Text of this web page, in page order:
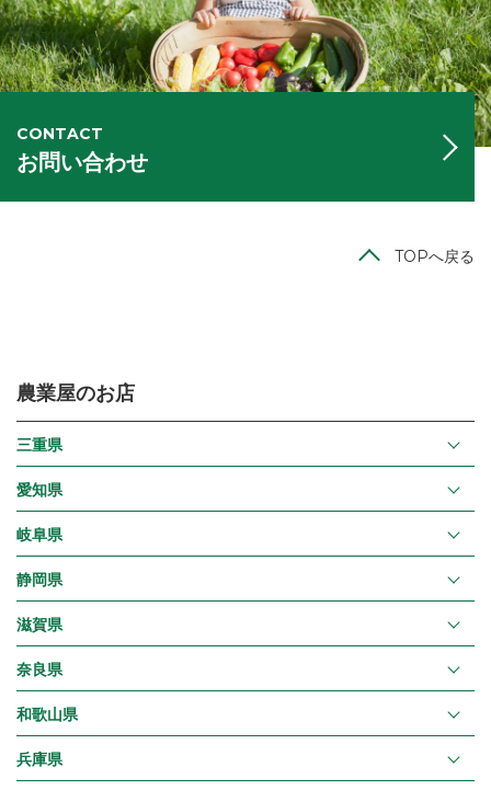
CONTACT
お問い合わせ
TOPへ戻る
農業屋のお店
三重県
愛知県
岐阜県
静岡県
滋賀県
奈良県
和歌山県
兵庫県